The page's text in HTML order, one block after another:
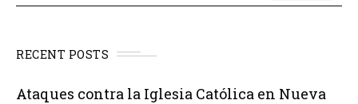
RECENT POSTS
Ataques contra la Iglesia Católica en Nueva